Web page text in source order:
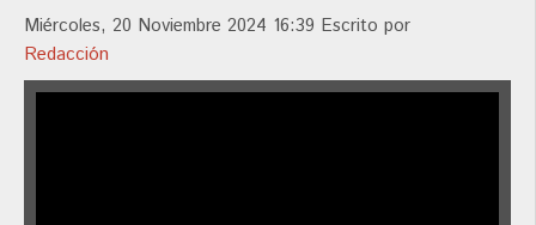
Miércoles, 20 Noviembre 2024 16:39 Escrito por
Redacción